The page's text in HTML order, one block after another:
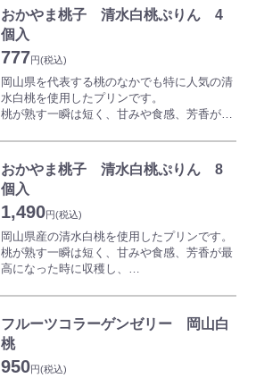
ぞお楽しみください。
＜「おかやま果実」2021年度認定＞
※岡山商工会議所で、おかやまのフルーツを
もっと県内外にＰＲしていくため、岡山県産
の果物を使用した加工食品を こだわりの逸
品「おかやま果実」という統一ブランドで全
https://okayama-kajitsu.com/
っぷりの瑞々しいじゅれ。
ぷりん・じゅれ各2個入りです。
果実を惜しみなく使った濃厚な味をお楽しみ
ください。
＜「おかやま果実」2015年度認定＞
※岡山商工会議所で、おかやまのフルーツを
もっと県内外にＰＲしていくため、岡山県産
国に広く発信しています。
https://okayama-kajitsu.com/
おかやま桃子 清水白桃ぷりん 4
個入
777円(税込)
岡山県を代表する桃のなかでも特に人気の清
水白桃を使用したプリンです。
桃が熟す一瞬は短く、甘みや食感、芳香が最
けて旬の味をとじ込めました。
果実とプリンの組み合わせで、口当たりはし
っとりとしていながらも濃い味わいで、清水
白桃本来のおいしさが感じられる岡山を代表
する旬のスイーツです。
＜「おかやま果実」2015年度認定＞
※岡山商工会議所で、おかやまのフルーツを
もっと県内外にＰＲしていくため、岡山県産
国に広く発信しています。
出典：おかやま果実
おかやま桃子 清水白桃ぷりん 8
個入
1,490円(税込)
岡山県産の清水白桃を使用したプリンです。
桃が熟す一瞬は短く、甘みや食感、芳香が最
高になった時に収穫し、
した。
果実とプリンの組み合わせで、清水白桃本来
のおいしさが感じられる岡山を代表する旬の
スイーツです。
フルーツコラーゲンゼリー 岡山白
桃
950円(税込)